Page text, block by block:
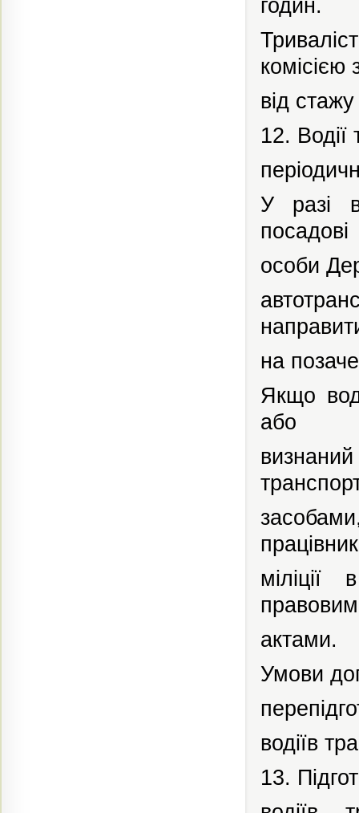
годин.
комісією
від
12. Водії
У разі
посадові
особи
на
Якщо
або
визнаний
міліції
в
актами.
Умови
водіїв
13.